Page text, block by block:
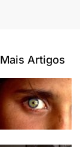
Mais Artigos